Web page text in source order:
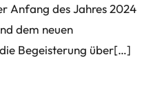
Anfang des Jahres 2024
dem neuen
Begeisterung über[…]